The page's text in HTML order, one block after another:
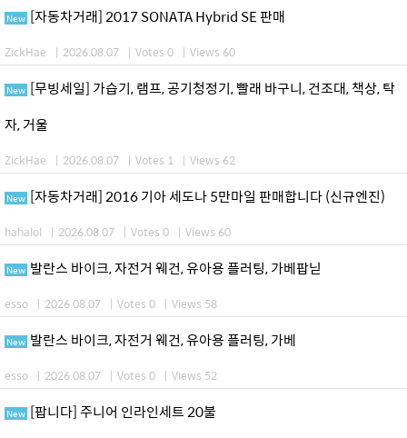
New [자동차거래] 2017 SONATA Hybrid SE 판매
ZickHae | 2026.08.07 | Votes 0 | Views 60
New [무빙세일] 가습기, 램프, 공기청정기, 빨래 바구니, 건조대, 책상, 탁
자, 거울
ZickHae | 2026.08.07 | Votes 1 | Views 62
New [자동차거래] 2016 기아 세도나 5만마일 판매합니다 (신규엔진)
hahalol | 2026.08.07 | Votes 0 | Views 60
New 발란스 바이크, 자전거 웨건, 유아용 플러팅, 가베팝닏
esso | 2026.08.07 | Votes 0 | Views 58
New 발란스 바이크, 자전거 웨건, 유아용 플러팅, 가베
esso | 2026.08.07 | Votes 0 | Views 52
New [팝니다] 주니어 인라인세트 20불